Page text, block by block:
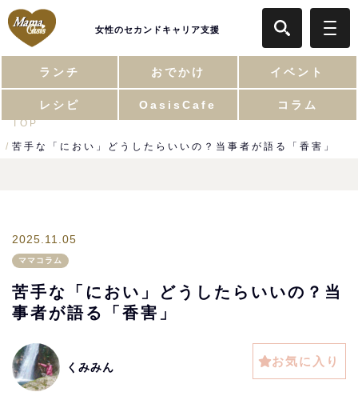
女性のセカンドキャリア支援
ランチ おでかけ イベント
レシピ OasisCafe コラム
TOP
苦手な「におい」どうしたらいいの？当事者が語る「香害」
2025.11.05
ママコラム
苦手な「におい」どうしたらいいの？当
事者が語る「香害」
くみみん お気に入り